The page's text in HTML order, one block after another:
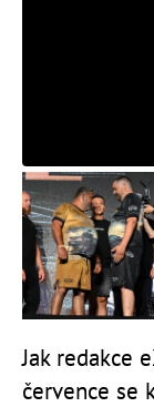
Jak redakce
července se